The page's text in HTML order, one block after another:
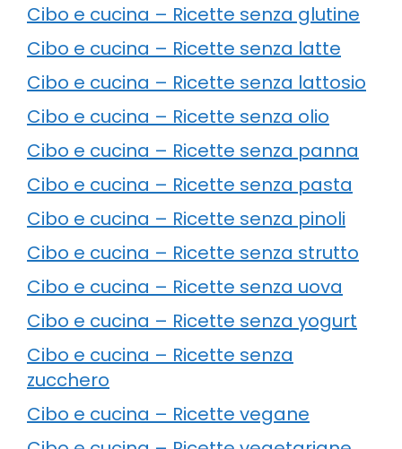
Cibo e cucina – Ricette senza glutine
Cibo e cucina – Ricette senza latte
Cibo e cucina – Ricette senza lattosio
Cibo e cucina – Ricette senza olio
Cibo e cucina – Ricette senza panna
Cibo e cucina – Ricette senza pasta
Cibo e cucina – Ricette senza pinoli
Cibo e cucina – Ricette senza strutto
Cibo e cucina – Ricette senza uova
Cibo e cucina – Ricette senza yogurt
Cibo e cucina – Ricette senza
zucchero
Cibo e cucina – Ricette vegane